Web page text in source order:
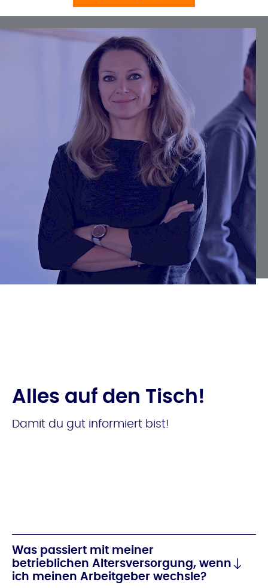
Alles auf den Tisch!
Damit du gut informiert bist!
Was passiert mit meiner
betrieblichen Altersversorgung, wenn
ich meinen Arbeitgeber wechsle?